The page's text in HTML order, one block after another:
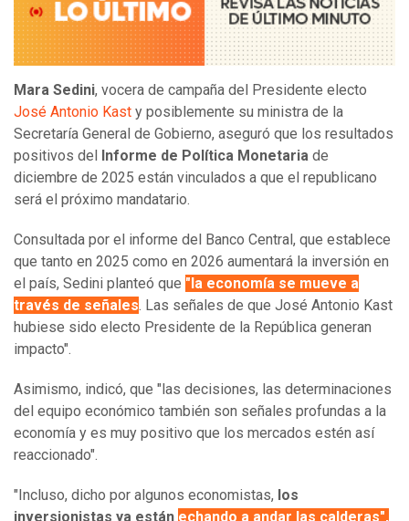
Mara Sedini, vocera de campaña del Presidente electo
José Antonio Kast y posiblemente su ministra de la
Secretaría General de Gobierno, aseguró que los resultados
positivos del
Informe de Política Monetaria de
diciembre de 2025 están vinculados a que el republicano
será el próximo mandatario.
Consultada por el informe del Banco Central, que establece
que tanto en 2025 como en 2026 aumentará la inversión en
el país, Sedini planteó que "la economía se mueve a
través de señales. Las señales de que José Antonio Kast
hubiese sido electo Presidente de la República generan
impacto".
Asimismo, indicó, que "las decisiones, las determinaciones
del equipo económico también son señales profundas a la
economía y es muy positivo que los mercados estén así
reaccionado".
"Incluso, dicho por algunos economistas, los
inversionistas ya están echando a andar las calderas",